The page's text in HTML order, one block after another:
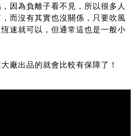
因為負離子看不見，所以很多人
而沒有其實也沒關係，只要吹風
恆速就可以，但通常這也是一般小
廠出品的就會比較有保障了！